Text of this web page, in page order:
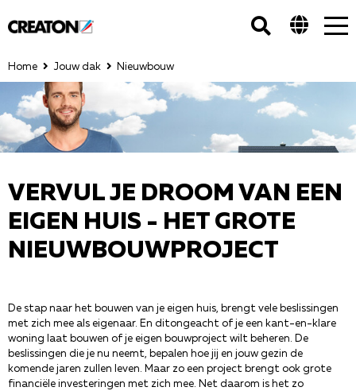
Home Jouw dak Nieuwbouw
VERVUL JE DROOM VAN EEN
EIGEN HUIS - HET GROTE
NIEUWBOUWPROJECT
De stap naar het bouwen van je eigen huis, brengt vele beslissingen
met zich mee als eigenaar. En ditongeacht of je een kant-en-klare
woning laat bouwen of je eigen bouwproject wilt beheren. De
beslissingen die je nu neemt, bepalen hoe jij en jouw gezin de
komende jaren zullen leven. Maar zo een project brengt ook grote
financiële investeringen met zich mee. Net daarom is het zo